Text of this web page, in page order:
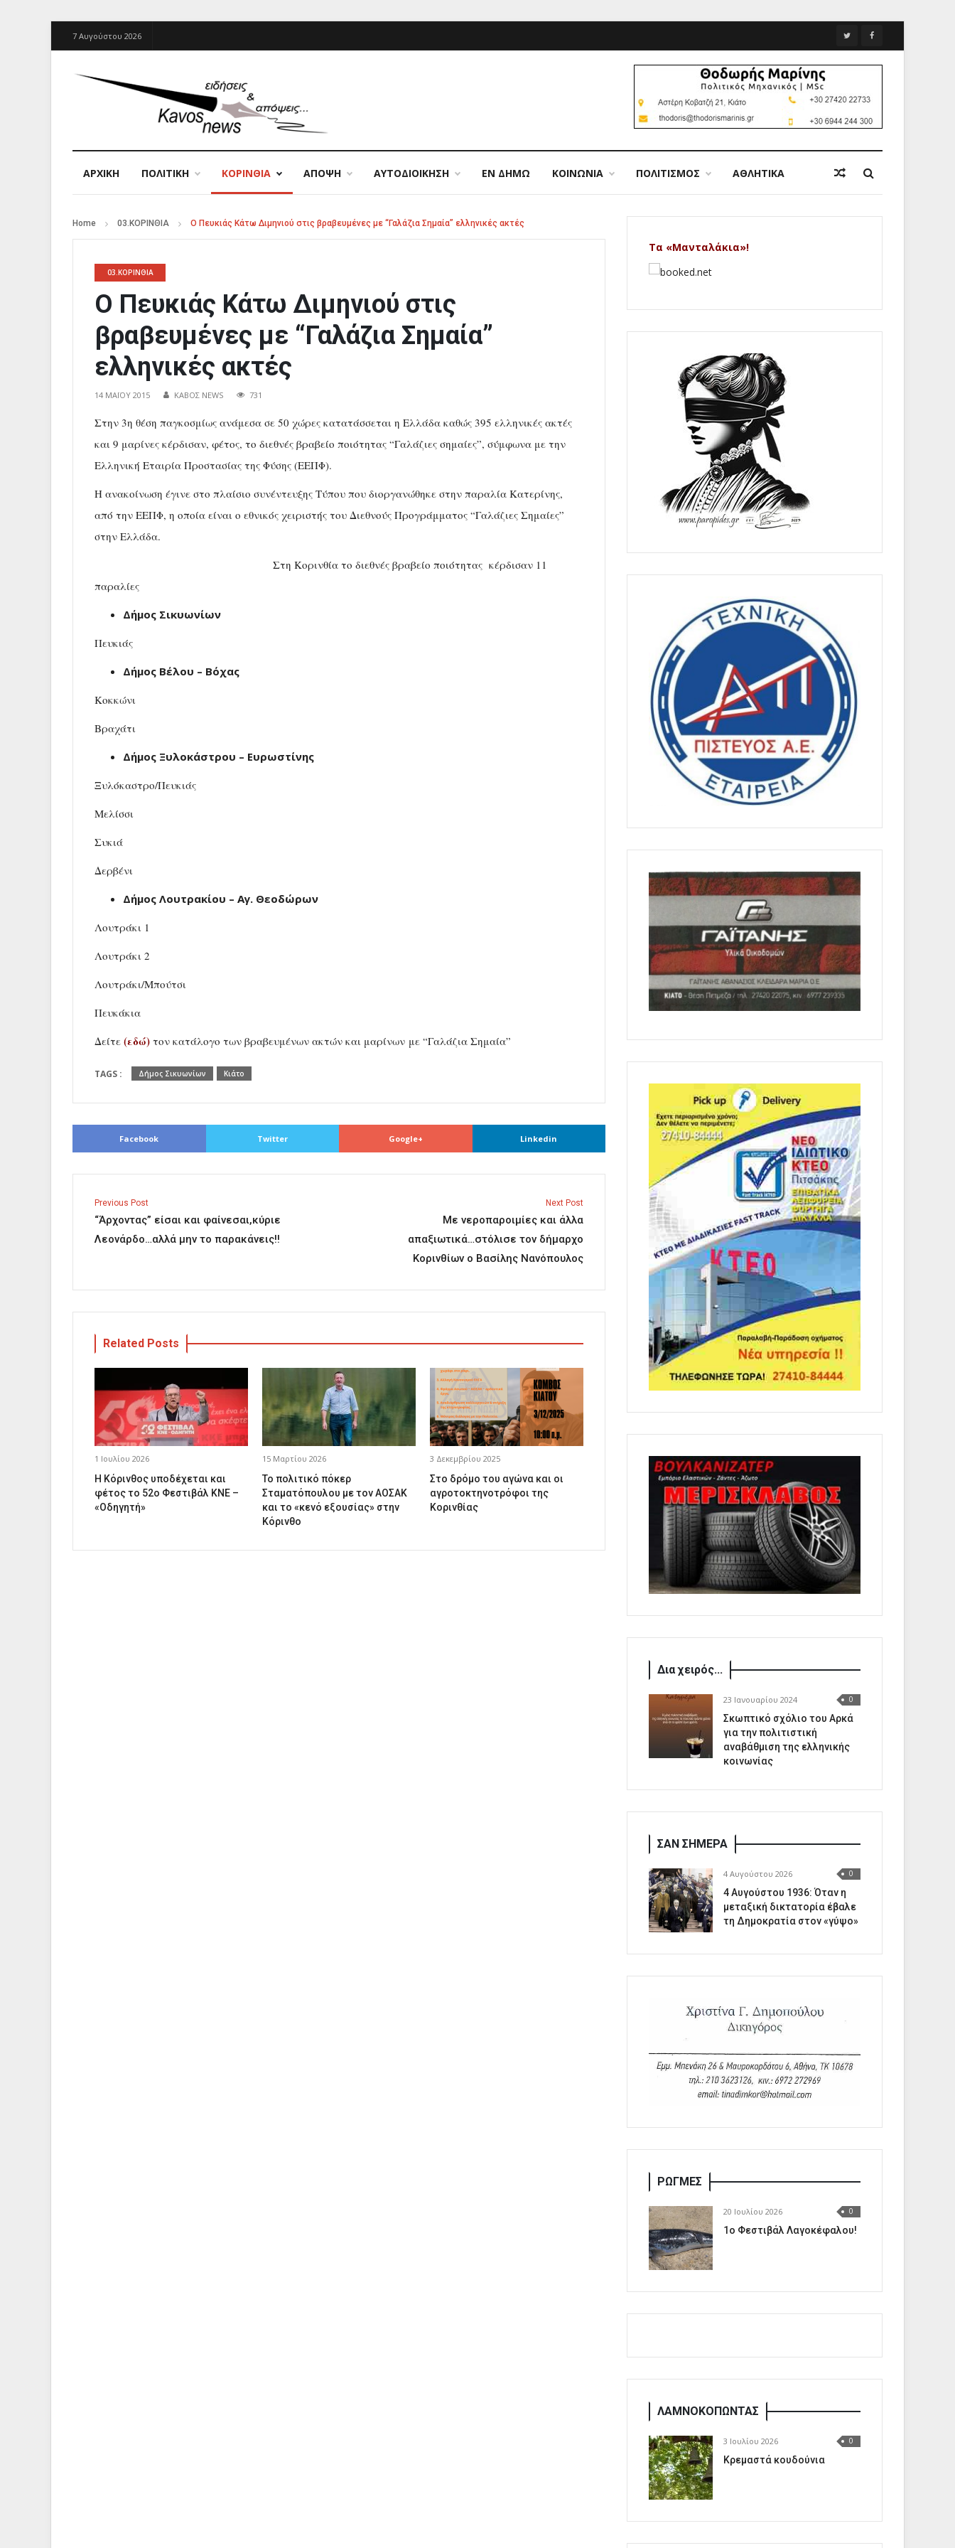
7 Αυγούστου 2026
ΑΡΧΙΚΉ ΠΟΛΙΤΙΚΗ ΚΟΡΙΝΘΙΑ ΑΠΟΨΗ ΑΥΤΟΔΙΟΙΚΗΣΗ ΕΝ ΔΗΜΩ ΚΟΙΝΩΝΙΑ ΠΟΛΙΤΙΣΜΟΣ ΑΘΛΗΤΙΚΑ
Home 03.ΚΟΡΙΝΘΙΑ Ο Πευκιάς Κάτω Διμηνιού στις βραβευμένες με “Γαλάζια Σημαία” ελληνικές ακτές
03.ΚΟΡΙΝΘΙΑ
Ο Πευκιάς Κάτω Διμηνιού στις
βραβευμένες με “Γαλάζια Σημαία”
ελληνικές ακτές
14 ΜΑΪ́ΟΥ 2015 ΚΑΒΟΣ NEWS 731
Στην 3η θέση παγκοσμίως ανάμεσα σε 50 χώρες κατατάσσεται η Ελλάδα καθώς 395 ελληνικές ακτές
και 9 μαρίνες κέρδισαν, φέτος, το διεθνές βραβείο ποιότητας “Γαλάζιες σημαίες”, σύμφωνα με την
Ελληνική Εταιρία Προστασίας της Φύσης (ΕΕΠΦ).
Η ανακοίνωση έγινε στο πλαίσιο συνέντευξης Τύπου που διοργανώθηκε στην παραλία Κατερίνης,
από την ΕΕΠΦ, η οποία είναι ο εθνικός χειριστής του Διεθνούς Προγράμματος “Γαλάζιες Σημαίες”
στην Ελλάδα.
Στη Κορινθία το διεθνές βραβείο ποιότητας κέρδισαν 11
παραλίες
Δήμος Σικυωνίων
Πευκιάς
Δήμος Βέλου – Βόχας
Κοκκώνι
Βραχάτι
Δήμος Ξυλοκάστρου – Ευρωστίνης
Ξυλόκαστρο/Πευκιάς
Μελίσσι
Συκιά
Δερβένι
Δήμος Λουτρακίου – Αγ. Θεοδώρων
Λουτράκι 1
Λουτράκι 2
Λουτράκι/Μπούτσι
Πευκάκια
Δείτε (εδώ) τον κατάλογο των βραβευμένων ακτών και μαρίνων με “Γαλάζια Σημαία”
TAGS : Δήμος Σικυωνίων Κιάτο
Facebook Twitter Google+ Linkedin
Previous Post
“Άρχοντας” είσαι και φαίνεσαι,κύριε
Λεονάρδο…αλλά μην το παρακάνεις!!
Next Post
Με νεροπαροιμίες και άλλα
απαξιωτικά…στόλισε τον δήμαρχο
Κορινθίων ο Βασίλης Νανόπουλος
Related Posts
1 Ιουλίου 2026
Η Κόρινθος υποδέχεται και
φέτος το 52ο Φεστιβάλ ΚΝΕ –
«Οδηγητή»
15 Μαρτίου 2026
Το πολιτικό πόκερ
Σταματόπουλου με τον ΑΟΣΑΚ
και το «κενό εξουσίας» στην
Κόρινθο
3 Δεκεμβρίου 2025
Στο δρόμο του αγώνα και οι
αγροτοκτηνοτρόφοι της
Κορινθίας
Τα «Μανταλάκια»!
Δια χειρός...
23 Ιανουαρίου 2024 0
Σκωπτικό σχόλιο του Αρκά
για την πολιτιστική
αναβάθμιση της ελληνικής
κοινωνίας
ΣΑΝ ΣΗΜΕΡΑ
4 Αυγούστου 2026 0
4 Αυγούστου 1936: Όταν η
μεταξική δικτατορία έβαλε
τη Δημοκρατία στον «γύψο»
ΡΩΓΜΕΣ
20 Ιουλίου 2026 0
1o Φεστιβάλ Λαγοκέφαλου!
ΛΑΜΝΟΚΟΠΩΝΤΑΣ
3 Ιουλίου 2026 0
Κρεμαστά κουδούνια